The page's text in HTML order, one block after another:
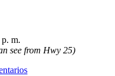
m.
see from Hwy 25)